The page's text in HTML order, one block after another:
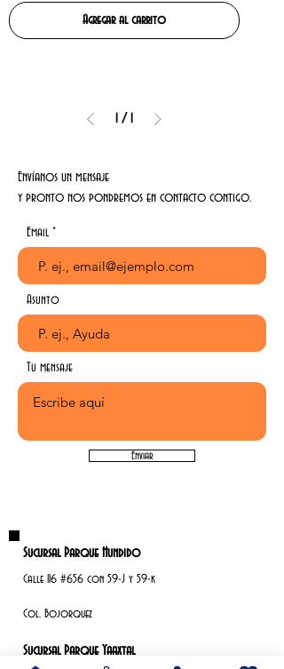
Agregar al carrito
/
Envíanos un mensaje
y pronto nos pondremos en contacto contigo.
Email
Asunto
Tu mensaje
Enviar
Sucursal Parque Hundido
Calle 116 #656 con 59-J y 59-k
Col. Bojorquez
Sucursal Parque Yaaxtal